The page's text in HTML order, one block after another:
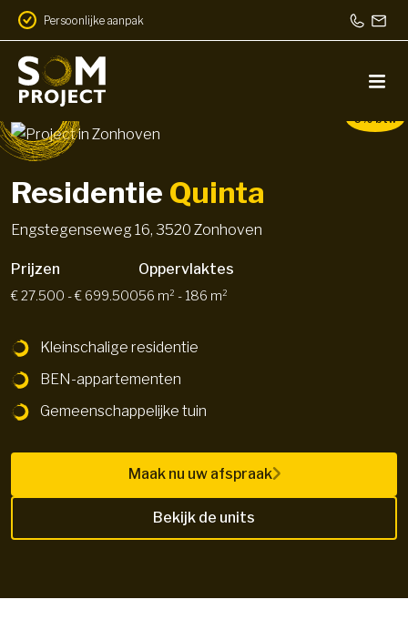
Persoonlijke aanpak
6% btw
Residentie Quinta
Engstegenseweg 16, 3520 Zonhoven
Prijzen
€ 27.500 - € 699.500
Oppervlaktes
56 m² - 186 m²
Kleinschalige residentie
BEN-appartementen
Gemeenschappelijke tuin
Maak nu uw afspraak
Bekijk de units